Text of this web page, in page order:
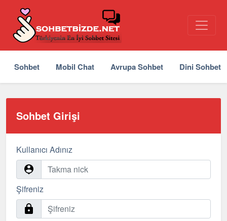
Sohbet Mobil Chat Avrupa Sohbet Dini Sohbet
Sohbet Girişi
Kullanıcı Adınız
Şifreniz